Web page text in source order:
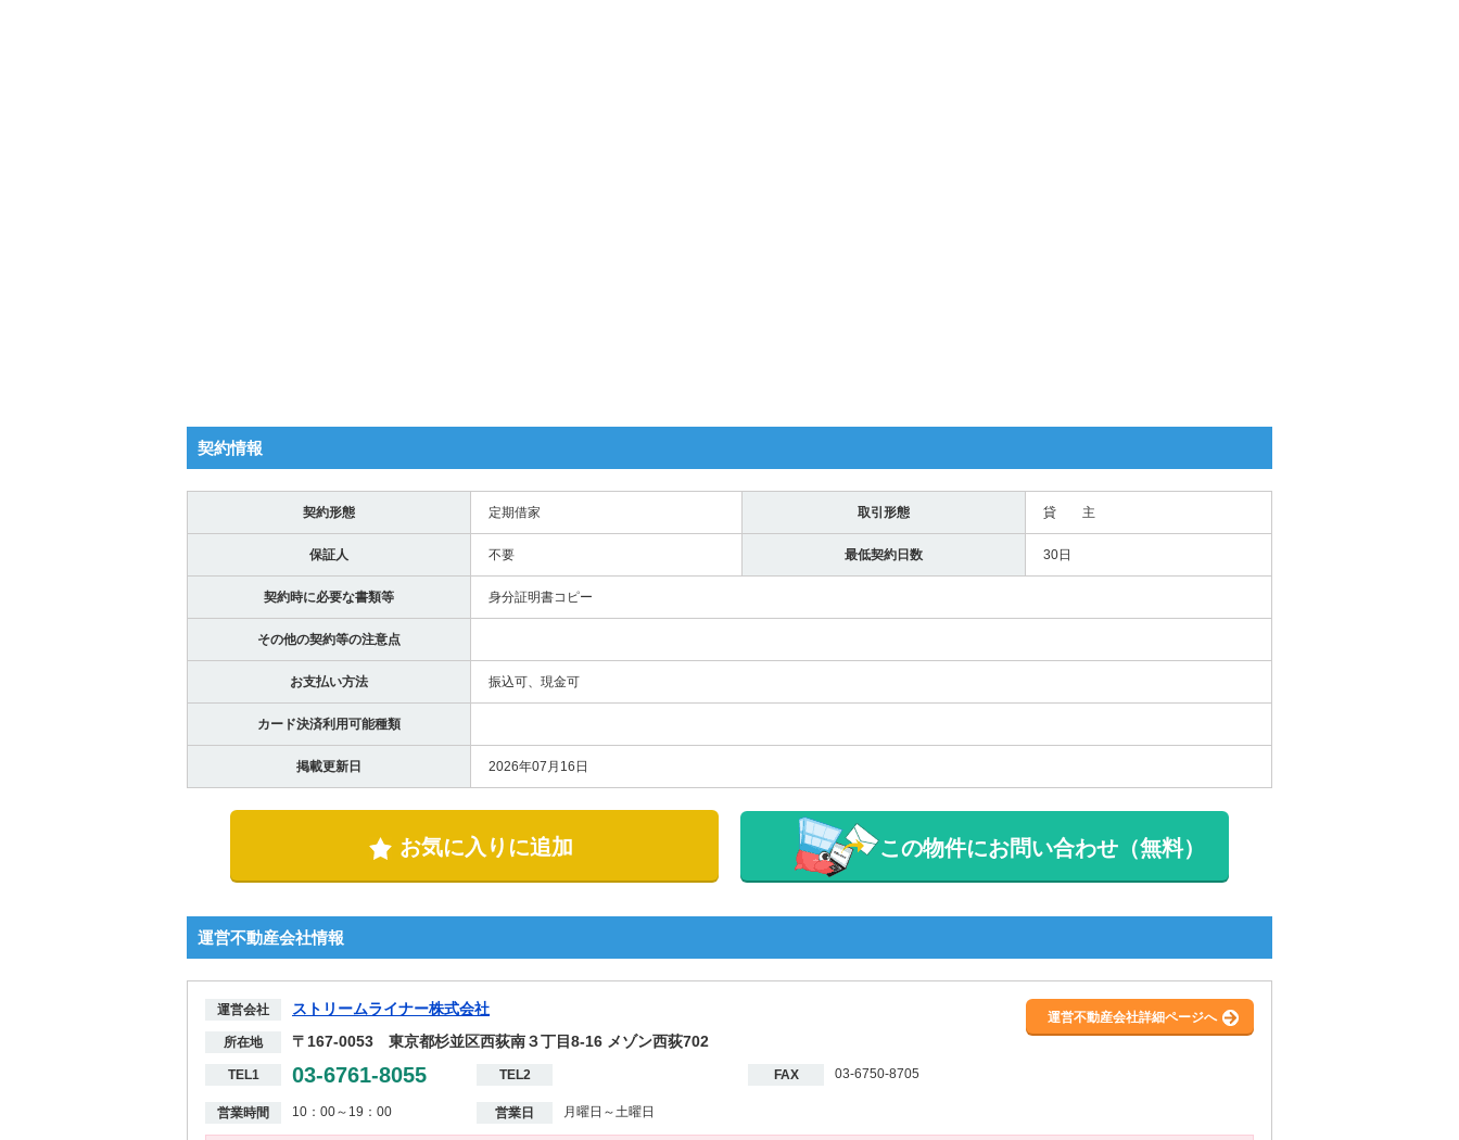
契約情報
契約形態 定期借家 取引形態 貸 主
保証人 不要 最低契約日数 30日
契約時に必要な書類等 身分証明書コピー
その他の契約等の注意点
お支払い方法 振込可、現金可
カード決済利用可能種類
掲載更新日 2026年07月16日
お気に入りに追加 この物件にお問い合わせ（無料）
運営不動産会社情報
運営会社 ストリームライナー株式会社
所在地 〒167-0053 東京都杉並区西荻南３丁目8-16 メゾン西荻702
TEL1 03-6761-8055 TEL2 FAX 03-6750-8705
営業時間 10：00～19：00 営業日 月曜日～土曜日
運営不動産会社詳細ページへ